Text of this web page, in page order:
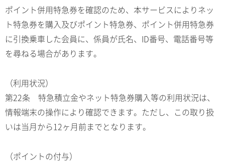
ポイント併用特急券を確認のため、本サービスによりネッ
ト特急券を購入及びポイント特急券、ポイント併用特急券
に引換乗車した会員に、係員が氏名、ID番号、電話番号等
を尋ねる場合があります。
（利用状況）
第22条 特急積立金やネット特急券購入等の利用状況は、
情報端末の操作により確認できます。ただし、この取り扱
いは当月から12ヶ月前までとなります。
（ポイントの付与）